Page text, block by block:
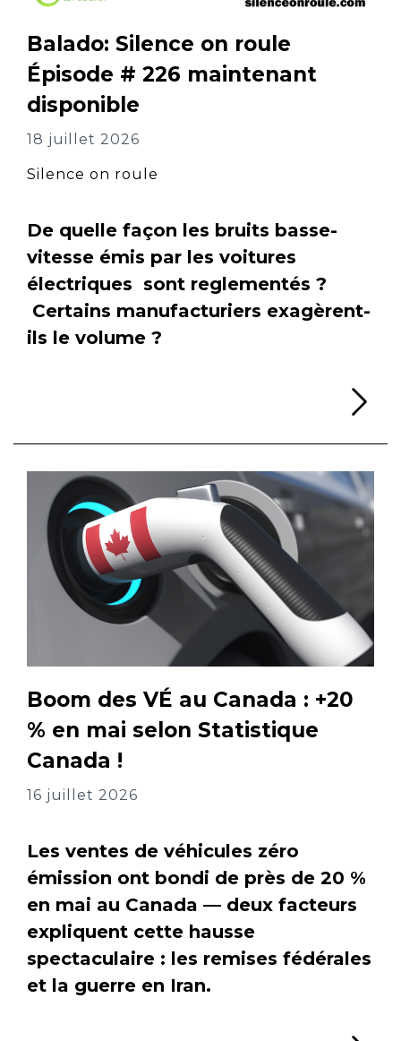
Balado: Silence on roule
Épisode # 226 maintenant
disponible
18 juillet 2026
Silence on roule
De quelle façon les bruits basse-
vitesse émis par les voitures
électriques sont reglementés ?
Certains manufacturiers exagèrent-
ils le volume ?
Boom des VÉ au Canada : +20
% en mai selon Statistique
Canada !
16 juillet 2026
Les ventes de véhicules zéro
émission ont bondi de près de 20 %
en mai au Canada — deux facteurs
expliquent cette hausse
spectaculaire : les remises fédérales
et la guerre en Iran.